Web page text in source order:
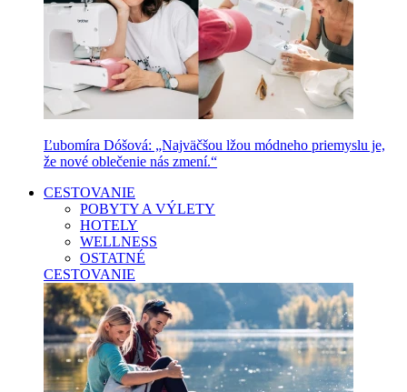
Ľubomíra Dóšová: „Najväčšou lžou módneho priemyslu je,
že nové oblečenie nás zmení.“
CESTOVANIE
POBYTY A VÝLETY
HOTELY
WELLNESS
OSTATNÉ
CESTOVANIE